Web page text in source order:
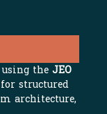
using theJEO
structured
architecture,